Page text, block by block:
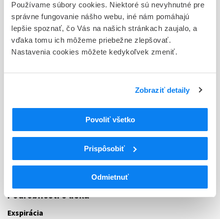
Používame súbory cookies. Niektoré sú nevyhnutné pre
správne fungovanie nášho webu, iné nám pomáhajú
lepšie spoznať, čo Vás na našich stránkach zaujalo, a
vďaka tomu ich môžeme priebežne zlepšovať.
Nastavenia cookies môžete kedykoľvek zmeniť.
Zobraziť detaily
Povoliť všetko
Prispôsobiť
Odmietnuť
Typ registračnej procedúry
Európska
Držiteľ, krajina
Accord Healthcare S.L.U, Španielsko
ATC
Cytostatiká a imunomodulátory
L04
Imunosupresíva (zmena WHO)
Imunosupresíva (zmena WHO)
L04AA32
Apremilast
Podrobnosti o lieku
Exspirácia